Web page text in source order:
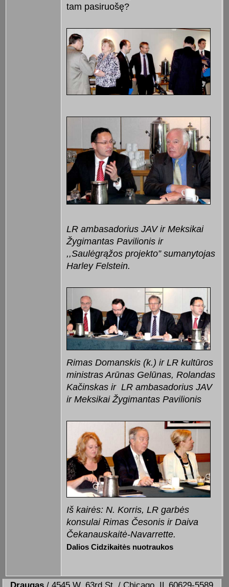
tam pasiruošę?
LR ambasadorius JAV ir Meksikai
Žygimantas Pavilionis ir
,,Saulėgrąžos projekto” sumanytojas
Harley Felstein.
Rimas Domanskis (k.) ir LR kultūros
ministras Arūnas Gelūnas, Rolandas
Kačinskas ir LR ambasadorius JAV
ir Meksikai Žygimantas Pavilionis
Iš kairės: N. Korris, LR garbės
konsulai Rimas Česonis ir Daiva
Čekanauskaitė-Navarrette.
Dalios Cidzikaitės nuotraukos